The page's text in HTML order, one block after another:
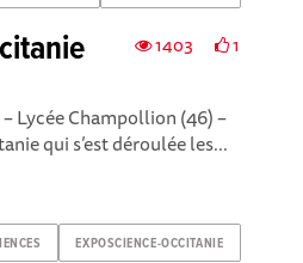
1403 1
Lycée Champollion (46) –
qui s’est déroulée les...
EXPOSCIENCE-OCCITANIE